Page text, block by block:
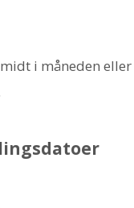
i måneden